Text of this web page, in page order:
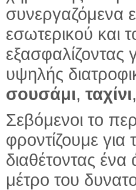
συνεργαζόμενα
εσωτερικού και
εξασφαλίζοντας
υψηλής
σουσάμι, ταχίνι,
Σεβόμενοι το
φροντίζουμε
διαθέτοντας
μέτρο του